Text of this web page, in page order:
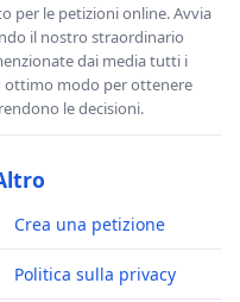
per le petizioni online. Avvia
il nostro straordinario
dai media tutti i
ottimo modo per ottenere
le decisioni.
Crea una petizione
Politica sulla privacy